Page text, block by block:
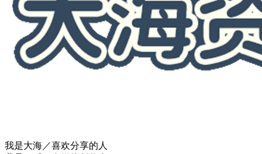
我是大海／喜欢分享的人